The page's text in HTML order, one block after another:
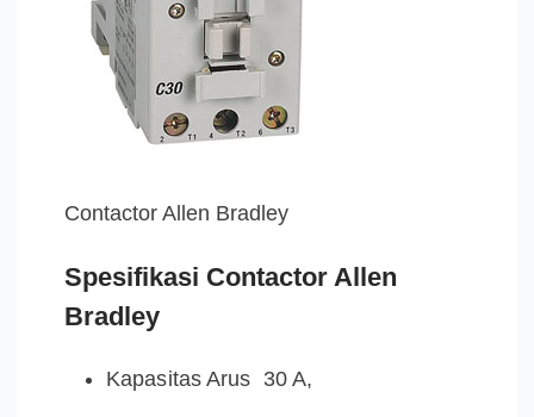
Contactor Allen Bradley
Spesifikasi Contactor Allen
Bradley
Kapasitas Arus 30 A,